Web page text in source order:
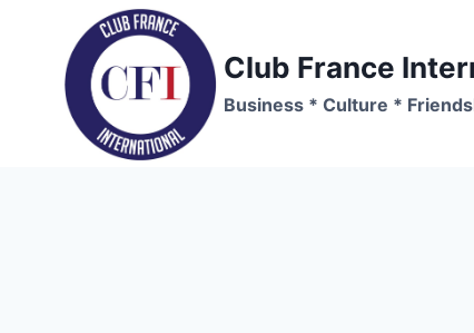
content
Club France
Business * Culture *